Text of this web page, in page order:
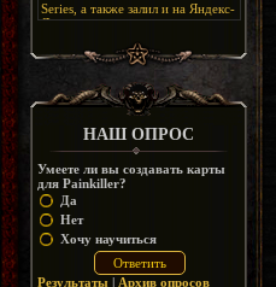
Series, а также залил и на Яндекс-
Диск
https://disk.yandex.ru/d/_zvZekuO5FTd3Q
НАШ ОПРОС
Умеете ли вы создавать карты
для Painkiller?
Да
Нет
Хочу научиться
Результаты | Архив опросов